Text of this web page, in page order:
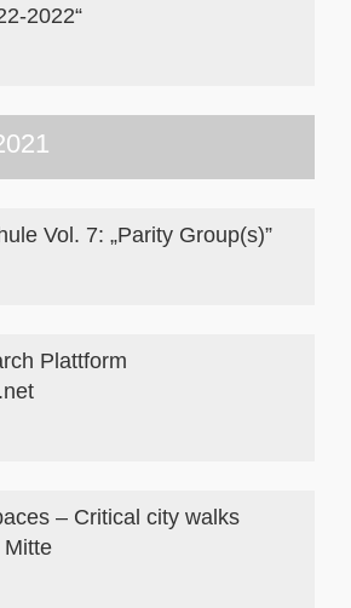
2022“
Vol. 7: „Parity Group(s)”
Plattform
– Critical city walks
Mitte